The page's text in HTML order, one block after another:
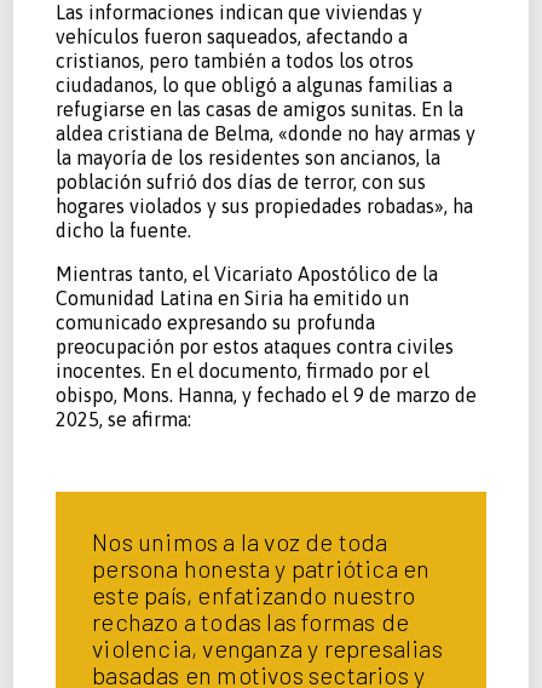
Las informaciones indican que viviendas y
vehículos fueron saqueados, afectando a
cristianos, pero también a todos los otros
ciudadanos, lo que obligó a algunas familias a
refugiarse en las casas de amigos sunitas. En la
aldea cristiana de Belma, «donde no hay armas y
la mayoría de los residentes son ancianos, la
población sufrió dos días de terror, con sus
hogares violados y sus propiedades robadas», ha
dicho la fuente.
Mientras tanto, el Vicariato Apostólico de la
Comunidad Latina en Siria ha emitido un
comunicado expresando su profunda
preocupación por estos ataques contra civiles
inocentes. En el documento, firmado por el
obispo, Mons. Hanna, y fechado el 9 de marzo de
2025, se afirma:
Nos unimos a la voz de toda
persona honesta y patriótica en
este país, enfatizando nuestro
rechazo a todas las formas de
violencia, venganza y represalias
basadas en motivos sectarios y